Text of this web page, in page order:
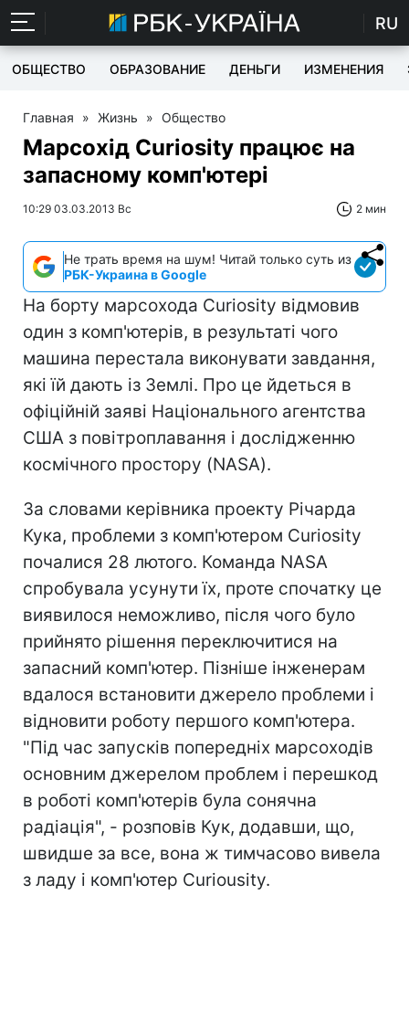
RU
ОБЩЕСТВО ОБРАЗОВАНИЕ ДЕНЬГИ ИЗМЕНЕНИЯ
Главная » Жизнь » Общество
Марсохід Curiosity працює на
запасному комп'ютері
10:29 03.03.2013 Вс 2 мин
Не трать время на шум! Читай только суть из
РБК-Украина в Google
На борту марсохода Curiosity відмовив
один з комп'ютерів, в результаті чого
машина перестала виконувати завдання,
які їй дають із Землі. Про це йдеться в
офіційній заяві Національного агентства
США з повітроплавання і дослідженню
космічного простору (NASA).
За словами керівника проекту Річарда
Кука, проблеми з комп'ютером Curiosity
почалися 28 лютого. Команда NASA
спробувала усунути їх, проте спочатку це
виявилося неможливо, після чого було
прийнято рішення переключитися на
запасний комп'ютер. Пізніше інженерам
вдалося встановити джерело проблеми і
відновити роботу першого комп'ютера.
"Під час запусків попередніх марсоходів
основним джерелом проблем і перешкод
в роботі комп'ютерів була сонячна
радіація", - розповів Кук, додавши, що,
швидше за все, вона ж тимчасово вивела
з ладу і комп'ютер Curiousity.